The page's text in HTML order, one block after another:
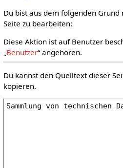
Du bist aus dem folgenden
Seite zu bearbeiten:
Diese Aktion ist auf Benutzer
„Benutzer“ angehören.
Du kannst den Quelltext dieser
kopieren.